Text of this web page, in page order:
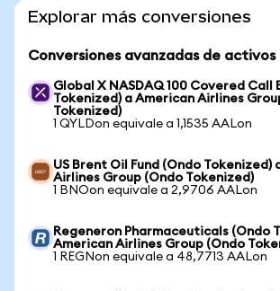
Explorar más conversiones
Conversiones avanzadas de activos
Global X NASDAQ 100 Covered Call
Tokenized) a American Airlines
Tokenized)
1 QYLDon equivale a 1,1535 AALon
US Brent Oil Fund (Ondo Tokenized)
Airlines Group (Ondo Tokenized)
1 BNOon equivale a 2,9706 AALon
Regeneron Pharmaceuticals (Ondo
American Airlines Group (Ondo
1 REGNon equivale a 48,7713 AALon